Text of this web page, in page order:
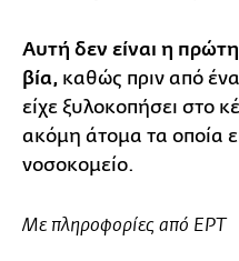
Αυτή δεν είναι η
βία, καθώς πριν από
είχε ξυλοκοπήσει στο
ακόμη άτομα τα οποία
νοσοκομείο.
Με πληροφορίες από ΕΡΤ